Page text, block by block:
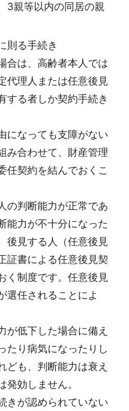
3親等以内の同居の親
則る手続き
合は、高齢者本人では
代理人または任意後見
する者しか契約手続き
になっても支障がない
み合わせて、財産管理
任契約を結んでおくこ
の判断能力が正常であ
能力が不十分になった
後見する人（任意後見
証書による任意後見契
く制度です。任意後見
選任されることによ
が低下した場合に備え
たり病気になったりし
ども、判断能力は衰え
発効しません。
きが認められていない